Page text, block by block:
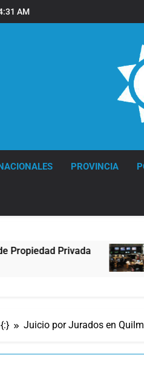
AM
PROVINCIA
Nueva
2 Horas
Juicio por Jurados en